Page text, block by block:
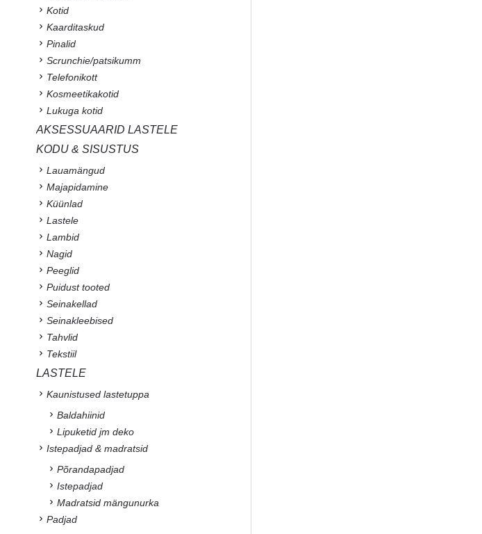
Kotid
Kaarditaskud
Pinalid
Scrunchie/patsikumm
Telefonikott
Kosmeetikakotid
Lukuga kotid
AKSESSUAARID LASTELE
KODU & SISUSTUS
Lauamängud
Majapidamine
Küünlad
Lastele
Lambid
Nagid
Peeglid
Puidust tooted
Seinakellad
Seinakleebised
Tahvlid
Tekstiil
LASTELE
Kaunistused lastetuppa
Baldahiinid
Lipuketid jm deko
Istepadjad & madratsid
Põrandapadjad
Istepadjad
Madratsid mängunurka
Padjad